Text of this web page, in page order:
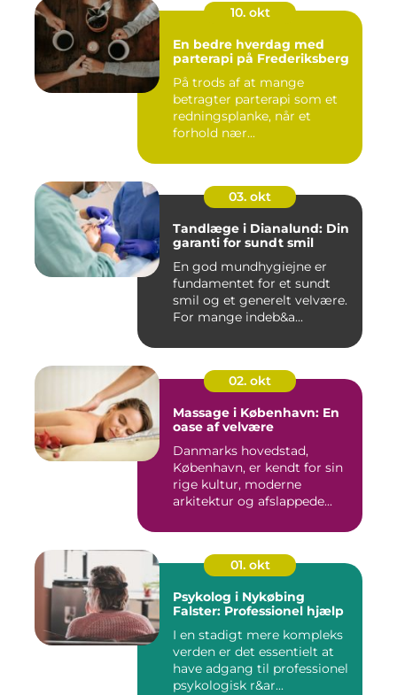
10. okt
En bedre hverdag med
parterapi på Frederiksberg
På trods af at mange
betragter parterapi som et
redningsplanke, når et
forhold nær...
03. okt
Tandlæge i Dianalund: Din
garanti for sundt smil
En god mundhygiejne er
fundamentet for et sundt
smil og et generelt velvære.
For mange indeb&a...
02. okt
Massage i København: En
oase af velvære
Danmarks hovedstad,
København, er kendt for sin
rige kultur, moderne
arkitektur og afslappede...
01. okt
Psykolog i Nykøbing
Falster: Professionel hjælp
I en stadigt mere kompleks
verden er det essentielt at
have adgang til professionel
psykologisk r&ar...